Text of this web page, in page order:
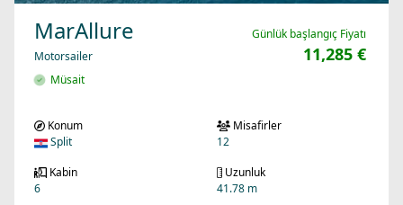
MarAllure
Motorsailer
Müsait
Günlük başlangıç Fiyatı
11,285 €
Konum
Split
Misafirler
12
Kabin
6
Uzunluk
41.78 m